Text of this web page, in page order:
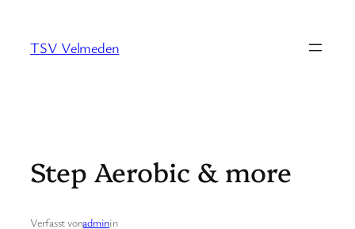
springen
TSV Velmeden
Step Aerobic & more
Verfasst vonadminin